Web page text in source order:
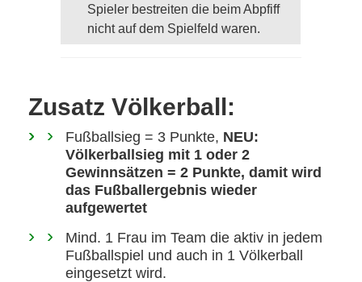
Spieler bestreiten die beim Abpfiff
nicht auf dem Spielfeld waren.
Zusatz Völkerball:
Fußballsieg = 3 Punkte, NEU:
Völkerballsieg mit 1 oder 2
Gewinnsätzen = 2 Punkte, damit wird
das Fußballergebnis wieder
aufgewertet
Mind. 1 Frau im Team die aktiv in jedem
Fußballspiel und auch in 1 Völkerball
eingesetzt wird.